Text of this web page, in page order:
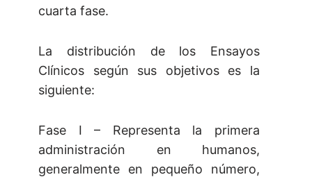
cuarta fase.
La distribución de los Ensayos
Clínicos según sus objetivos es la
siguiente:
Fase I – Representa la primera
administración en humanos,
generalmente en pequeño número,